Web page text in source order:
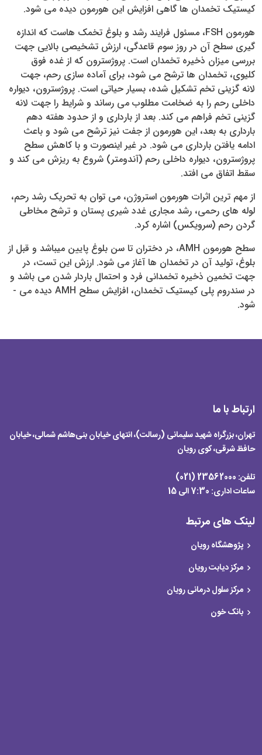
کیستیک تخمدان­ ها گاهی افزایش این هورمون دیده می­ شود.
هورمون FSH، مسئول فرایند رشد و بلوغ تخمک­ هاست که اندازه
گیری سطح آن در روز سوم قاعدگی، ارزش تشخیصی بالایی جهت
بررسی میزان ذخیره تخمدان است. پروژسترون که از غده فوق
کلیوی، تخمدان­ ها ترشح می ­شود، برای آماده سازی رحم، جهت
لانه گزینی تخم تشکیل شده، بسیار حیاتی است. پروژسترون، دیواره
داخلی رحم را به ضخامت مطلوب می­ رساند و شرایط را جهت لانه
گزینی تخم فراهم می ­کند. بعد از بارداری و از حدود هفته دهم
بارداری به بعد، این هورمون از جفت نیز ترشح می ­شود و باعث
ادامه یافتن بارداری می ­شود. در غیر اینصورت و با کاهش سطح
پروژسترون، دیواره داخلی رحم (آندومتر) شروع به ریزش می­ کند و
سقط اتفاق می ­افتد.
از مهم ترین اثرات هورمون استروژن، می ­توان به تحریک رشد رحم،
لوله ­های رحمی، رشد مجاری غدد شیری پستان و ترشح مخاطی
گردن رحم (سرویکس) اشاره کرد.
سطح هورمون AMH، در دختران تا سن بلوغ پایین می­باشد و قبل از
بلوغ، تولید آن در تخمدان­ ها آغاز می­ شود. ارزش این تست، در
جهت تخمین ذخیره تخمدانی فرد و احتمال باردار شدن می باشد و
در سندروم پلی کیستیک تخمدان، افزایش سطح AMH دیده می ­
شود.
ارتباط با ما
تهران، بزرگراه شهید سلیمانی (رسالت)، انتهای خیابان بنی‌هاشم شمالی، خیابان
حافظ شرقی، کوی رویان
تلفن:
ساعات اداری:
لینک های مرتبط
پژوهشگاه رویان
مرکز دیابت رویان
مرکز سلول درمانی رویان
بانک خون